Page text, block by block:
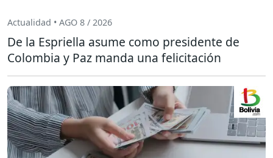
Actualidad • AGO 8 / 2026
De la Espriella asume como presidente de
Colombia y Paz manda una felicitación